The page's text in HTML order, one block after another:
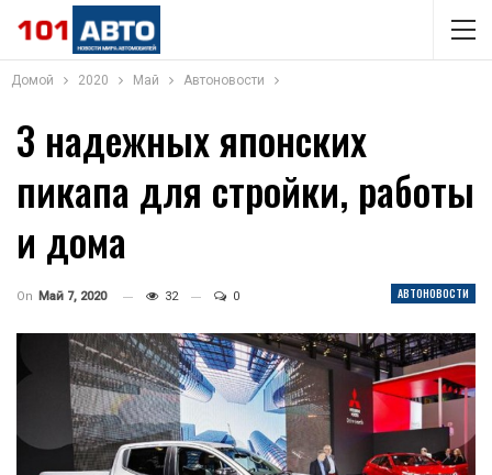
Домой 2020 Май Автоновости
3 надежных японских
пикапа для стройки, работы
и дома
АВТОНОВОСТИ
On Май 7, 2020 32 0